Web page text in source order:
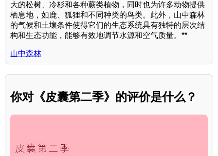
大的松树、冷杉和各种蕨类植物，同时也为许多动物提供
栖息地，如鹿、狐狸和不同种类的鸟类。此外，山中森林
的气候和土壤条件使得它们的生态系统具有独特的层次结
构和生态功能，能够有效地调节水源和空气质量。**
山中森林
你对《皮囊第二季》的评价是什么？